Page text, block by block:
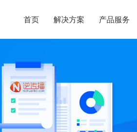
首页 解决方案 产品服务